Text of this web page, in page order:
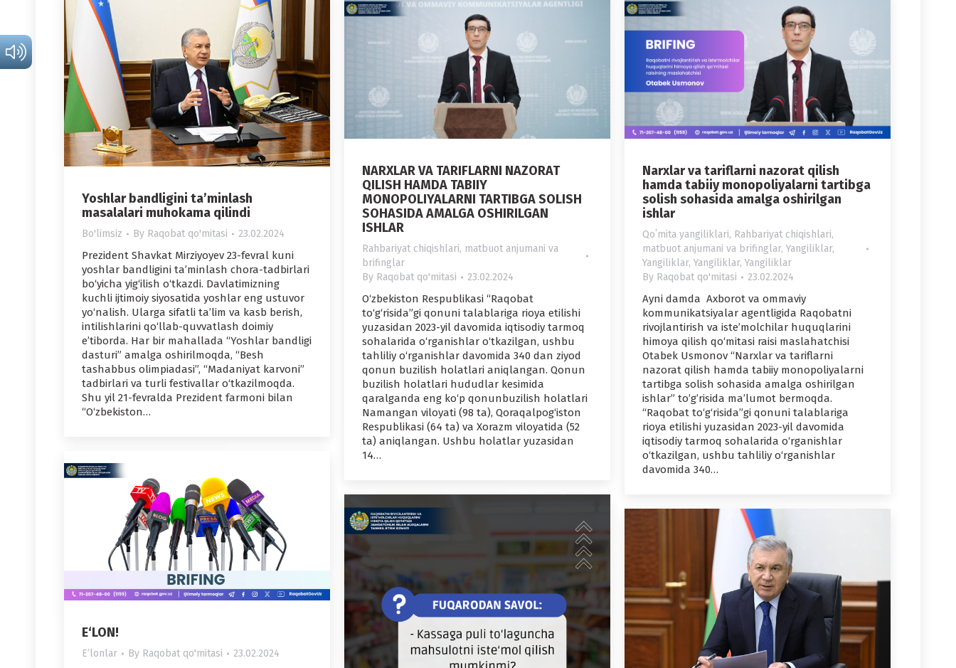
Yoshlar bandligini ta’minlash
masalalari muhokama qilindi
Bo'limsiz By Raqobat qo'mitasi 23.02.2024
Prezident Shavkat Mirziyoyev 23-fevral kuni
yoshlar bandligini ta’minlash chora-tadbirlari
bo‘yicha yig‘ilish o‘tkazdi. Davlatimizning
kuchli ijtimoiy siyosatida yoshlar eng ustuvor
yo‘nalish. Ularga sifatli ta’lim va kasb berish,
intilishlarini qo‘llab-quvvatlash doimiy
e’tiborda. Har bir mahallada “Yoshlar bandligi
dasturi” amalga oshirilmoqda, “Besh
tashabbus olimpiadasi”, “Madaniyat karvoni”
tadbirlari va turli festivallar o‘tkazilmoqda.
Shu yil 21-fevralda Prezident farmoni bilan
“O‘zbekiston…
NARXLAR VA TARIFLARNI NAZORAT
QILISH HAMDA TABIIY
MONOPOLIYALARNI TARTIBGA SOLISH
SOHASIDA AMALGA OSHIRILGAN
ISHLAR
Rahbariyat chiqishlari, matbuot anjumani va
brifinglar
By Raqobat qo'mitasi 23.02.2024
O‘zbekiston Respublikasi “Raqobat
to‘g‘risida”gi qonuni talablariga rioya etilishi
yuzasidan 2023-yil davomida iqtisodiy tarmoq
sohalarida o‘rganishlar o‘tkazilgan, ushbu
tahliliy o‘rganishlar davomida 340 dan ziyod
qonun buzilish holatlari aniqlangan. Qonun
buzilish holatlari hududlar kesimida
qaralganda eng ko‘p qonunbuzilish holatlari
Namangan viloyati (98 ta), Qoraqalpog‘iston
Respublikasi (64 ta) va Xorazm viloyatida (52
ta) aniqlangan. Ushbu holatlar yuzasidan
14…
Narxlar va tariflarni nazorat qilish
hamda tabiiy monopoliyalarni tartibga
solish sohasida amalga oshirilgan
ishlar
Qoʻmita yangiliklari, Rahbariyat chiqishlari,
matbuot anjumani va brifinglar, Yangiliklar,
Yangiliklar, Yangiliklar, Yangiliklar
By Raqobat qo'mitasi 23.02.2024
Ayni damda Axborot va ommaviy
kommunikatsiyalar agentligida Raqobatni
rivojlantirish va iste’molchilar huquqlarini
himoya qilish qo‘mitasi raisi maslahatchisi
Otabek Usmonov “Narxlar va tariflarni
nazorat qilish hamda tabiiy monopoliyalarni
tartibga solish sohasida amalga oshirilgan
ishlar” to’g’risida ma’lumot bermoqda.
“Raqobat to‘g‘risida”gi qonuni talablariga
rioya etilishi yuzasidan 2023-yil davomida
iqtisodiy tarmoq sohalarida o‘rganishlar
o‘tkazilgan, ushbu tahliliy o‘rganishlar
davomida 340…
E‘LON!
Eʼlonlar By Raqobat qo'mitasi 23.02.2024